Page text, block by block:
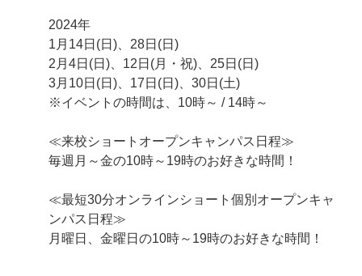
2024年
1月14日(日)、28日(日)
2月4日(日)、12日(月・祝)、25日(日)
3月10日(日)、17日(日)、30日(土)
※イベントの時間は、10時～ / 14時～
≪来校ショートオープンキャンパス日程≫
毎週月～金の10時～19時のお好きな時間！
≪最短30分オンラインショート個別オープンキャ
ンパス日程≫
月曜日、金曜日の10時～19時のお好きな時間！